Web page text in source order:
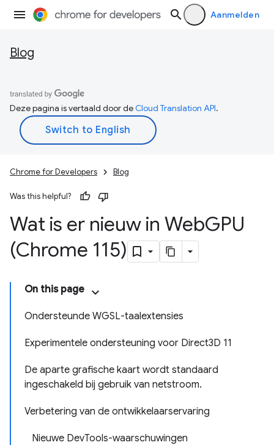
Aanmelden
Blog
Deze pagina is vertaald door deCloud Translation API.
Chrome for Developers Blog
Was this helpful?
Wat is er nieuw in WebGPU
(Chrome 115)
On this page
Ondersteunde WGSL-taalextensies
Experimentele ondersteuning voor Direct3D 11
De aparte grafische kaart wordt standaard
ingeschakeld bij gebruik van netstroom.
Verbetering van de ontwikkelaarservaring
Nieuwe DevTools-waarschuwingen